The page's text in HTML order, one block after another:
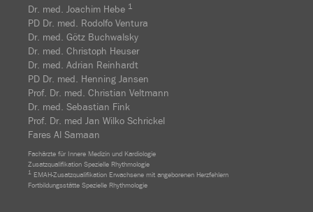
Dr. med. Joachim Hebe 1
PD Dr. med. Rodolfo Ventura
Dr. med. Götz Buchwalsky
Dr. med. Christoph Heuser
Dr. med. Adrian Reinhardt
PD Dr. med. Henning Jansen
Prof. Dr. med. Christian Veltmann
Dr. med. Sebastian Fink
Prof. Dr. med Jan Wilko Schrickel
Fares Al Samaan
Fachärzte für Innere Medizin und Kardiologie
Zusatzqualifikation Spezielle Rhythmologie
1 EMAH-Zusatzqualifikation Erwachsene mit angeborenen Herzfehlern
Fortbildungsstätte Spezielle Rhythmologie